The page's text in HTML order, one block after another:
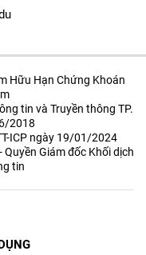
Hữu Hạn Chứng Khoán
tin và Truyền thông TP.
2018
ICP ngày 19/01/2024
Giám đốc Khối dịch
tin